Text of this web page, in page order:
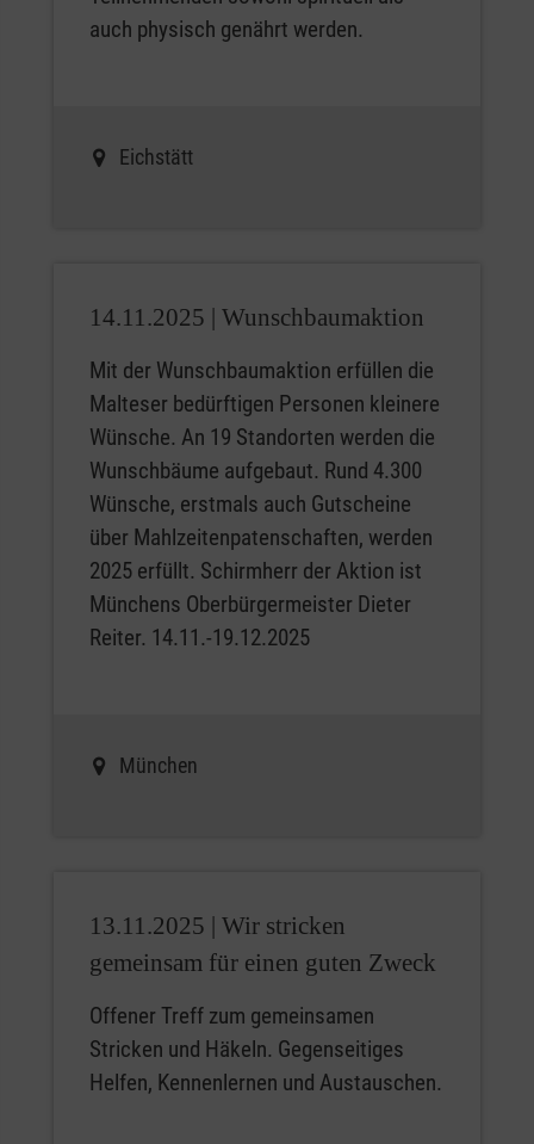
auch physisch genährt werden.
Eichstätt
14.11.2025 | Wunschbaumaktion
Mit der Wunschbaumaktion erfüllen die
Malteser bedürftigen Personen kleinere
Wünsche. An 19 Standorten werden die
Wunschbäume aufgebaut. Rund 4.300
Wünsche, erstmals auch Gutscheine
über Mahlzeitenpatenschaften, werden
2025 erfüllt. Schirmherr der Aktion ist
Münchens Oberbürgermeister Dieter
Reiter. 14.11.-19.12.2025
München
13.11.2025 | Wir stricken
gemeinsam für einen guten Zweck
Offener Treff zum gemeinsamen
Stricken und Häkeln. Gegenseitiges
Helfen, Kennenlernen und Austauschen.